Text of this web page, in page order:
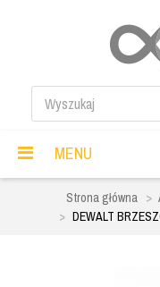
MENU
Strona główna
DEWALT